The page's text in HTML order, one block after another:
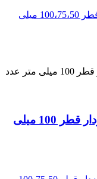
عدد
چرخ بیمارستانی طوسی گردان ترمزدار قطر 100 میلی